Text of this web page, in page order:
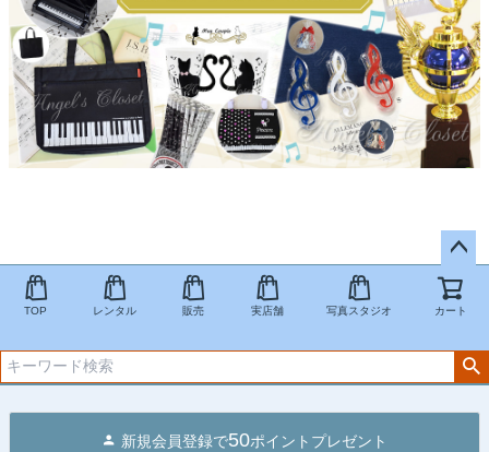
ペー
ジト
TOP レンタル 販売 実店舗 写真スタジオ カート
新規会員登録で50ポイントプレゼント